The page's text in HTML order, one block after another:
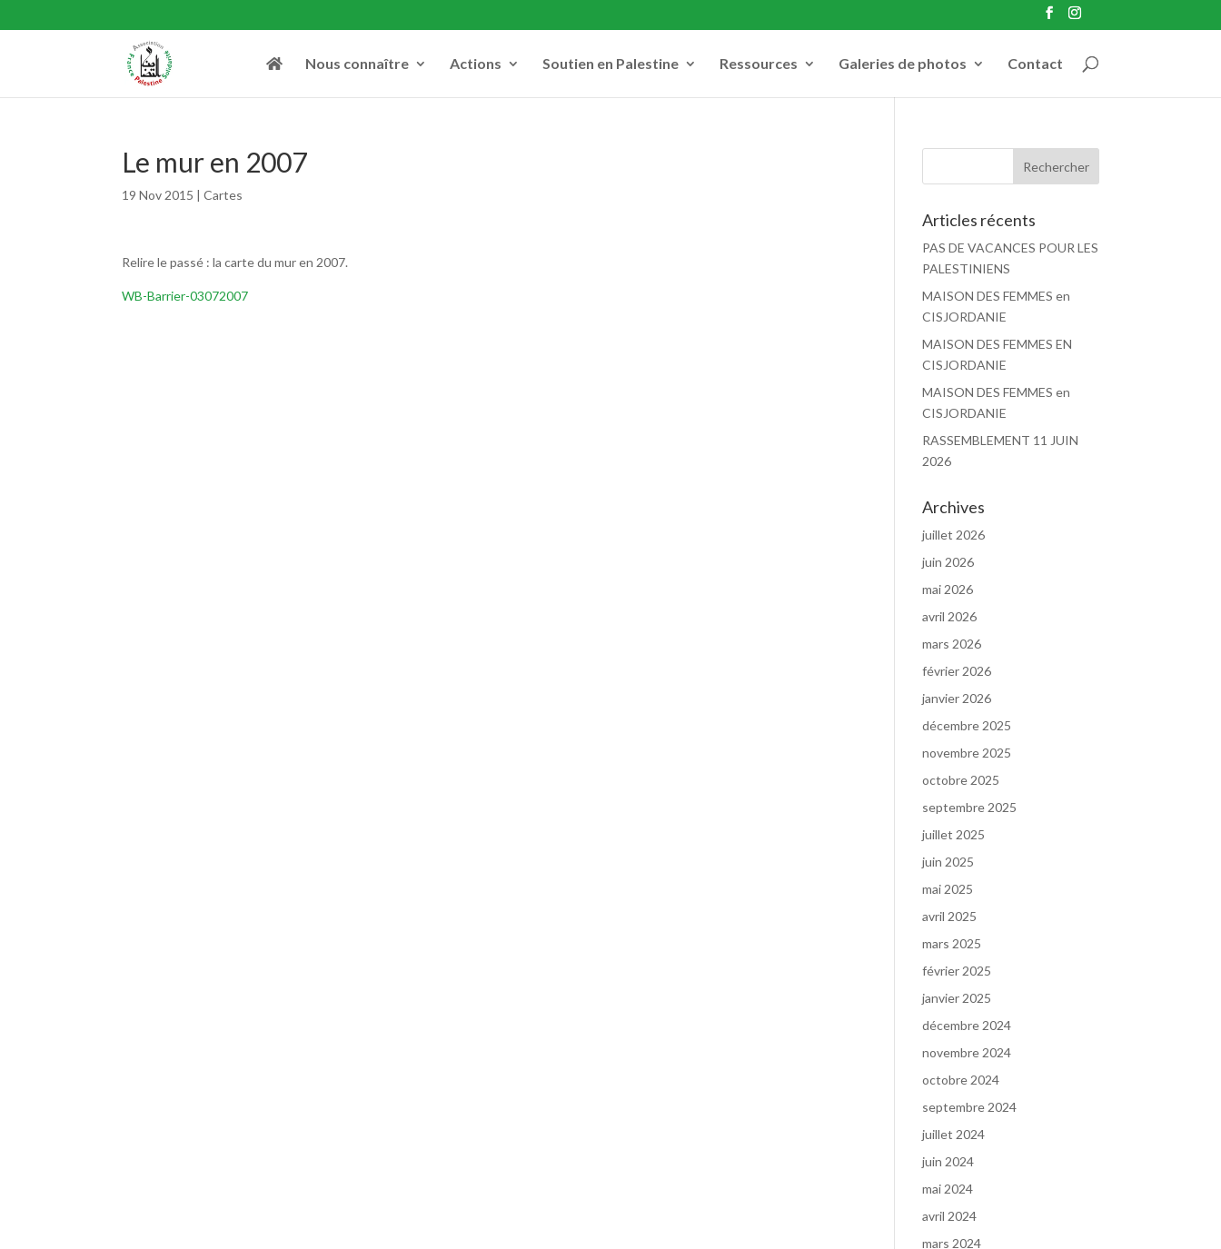
Nous connaître Actions Soutien en Palestine Ressources Galeries de photos Contact
Le mur en 2007
19 Nov 2015 |Cartes
Relire le passé : la carte du mur en 2007.
WB-Barrier-03072007
Articles récents
PAS DE VACANCES POUR LES
PALESTINIENS
MAISON DES FEMMES en
CISJORDANIE
MAISON DES FEMMES EN
CISJORDANIE
MAISON DES FEMMES en
CISJORDANIE
RASSEMBLEMENT 11 JUIN
2026
Archives
juillet 2026
juin 2026
mai 2026
avril 2026
mars 2026
février 2026
janvier 2026
décembre 2025
novembre 2025
octobre 2025
septembre 2025
juillet 2025
juin 2025
mai 2025
avril 2025
mars 2025
février 2025
janvier 2025
décembre 2024
novembre 2024
octobre 2024
septembre 2024
juillet 2024
juin 2024
mai 2024
avril 2024
mars 2024